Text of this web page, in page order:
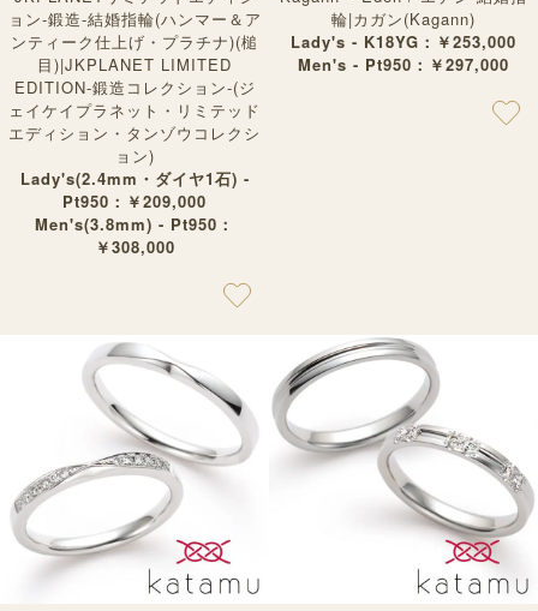
ョン-鍛造-結婚指輪(ハンマー＆ア
ンティーク仕上げ・プラチナ)(槌
目)|JKPLANET LIMITED
EDITION-鍛造コレクション-(ジ
ェイケイプラネット・リミテッド
エディション・タンゾウコレクシ
ョン)
Lady's(2.4mm・ダイヤ1石) -
Pt950：￥209,000
Men's(3.8mm) - Pt950：
￥308,000
輪|カガン(Kagann)
Lady's - K18YG：￥253,000
Men's - Pt950：￥297,000